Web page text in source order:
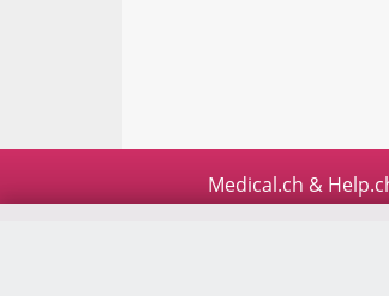
Medical.ch &